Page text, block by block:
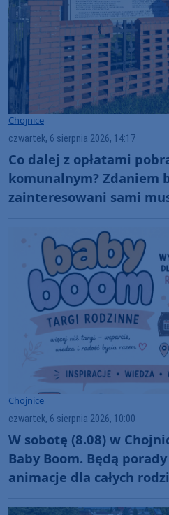
Chojnice
czwartek, 6 sierpnia 2026, 14:17
Co dalej z opłatami
komunalnym? Zdaniem
zainteresowani sami
Chojnice
czwartek, 6 sierpnia 2026, 10:00
W sobotę (8.08) w
Baby Boom. Będą
animacje dla całych